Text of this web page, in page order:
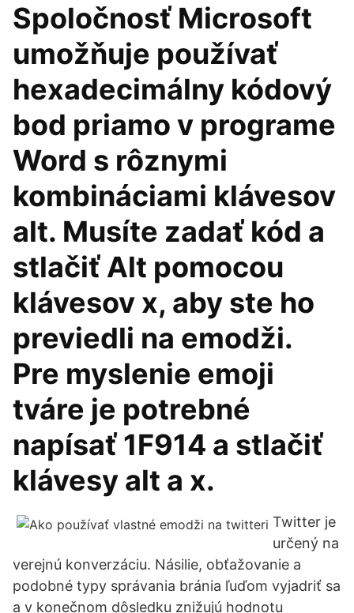
Spoločnosť Microsoft
umožňuje používať
hexadecimálny kódový
bod priamo v programe
Word s rôznymi
kombináciami klávesov
alt. Musíte zadať kód a
stlačiť Alt pomocou
klávesov x, aby ste ho
previedli na emodži.
Pre myslenie emoji
tváre je potrebné
napísať 1F914 a stlačiť
klávesy alt a x.
Twitter je
určený na
verejnú konverzáciu. Násilie, obťažovanie a
podobné typy správania bránia ľuďom vyjadriť sa
a v konečnom dôsledku znižujú hodnotu